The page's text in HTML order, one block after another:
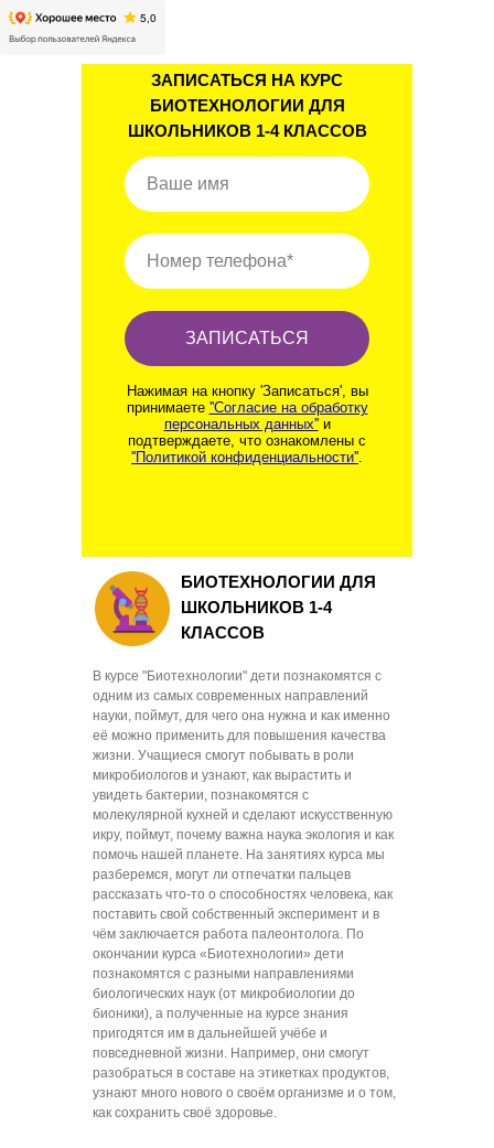
ЗАПИСАТЬСЯ НА КУРС
БИОТЕХНОЛОГИИ ДЛЯ
ШКОЛЬНИКОВ 1-4 КЛАССОВ
В курсе "Биотехнологии" дети познакомятся с
одним из самых современных направлений
науки, поймут, для чего она нужна и как именно
её можно применить для повышения качества
жизни. Учащиеся смогут побывать в роли
микробиологов и узнают, как вырастить и
увидеть бактерии, познакомятся с
молекулярной кухней и сделают искусственную
икру, поймут, почему важна наука экология и как
помочь нашей планете. На занятиях курса мы
разберемся, могут ли отпечатки пальцев
рассказать что-то о способностях человека, как
поставить свой собственный эксперимент и в
чём заключается работа палеонтолога. По
окончании курса «Биотехнологии» дети
познакомятся с разными направлениями
биологических наук (от микробиологии до
бионики), а полученные на курсе знания
пригодятся им в дальнейшей учёбе и
повседневной жизни. Например, они смогут
разобраться в составе на этикетках продуктов,
узнают много нового о своём организме и о том,
как сохранить своё здоровье.
Ваше имя
Номер телефона*
ЗАПИСАТЬСЯ
Нажимая на кнопку 'Записаться', вы
принимаете ''Согласие на обработку
персональных данных''и
подтверждаете, что ознакомлены с
''Политикой конфиденциальности''.
БИОТЕХНОЛОГИИ ДЛЯ
ШКОЛЬНИКОВ 1-4
КЛАССОВ